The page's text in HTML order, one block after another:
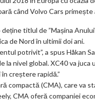
o
o
k
m
ar
ks
când Volvo Cars
titlul de ”Mașina
de Nord în ultimii doi ani.
potrivit”, a spus Håkan
la nivel global. XC40 va
creștere rapidă.”
(CMA), care va
CMA oferă companiei